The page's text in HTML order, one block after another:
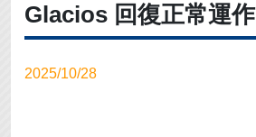
Glacios 回復正常運作
2025/10/28